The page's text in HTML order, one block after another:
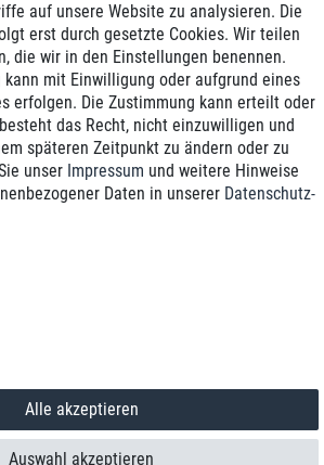
am nächsten Werktag
Günstiger Versand
mit Garantie
+49 8989 96160*
Ortstarif von Montag bis Freitag von 9 Uhr - 18 Uhr.
TOP TEN Computervertrieb GmbH
auf unsere Website zu analysieren. Die
erst durch gesetzte Cookies. Wir teilen
die wir in den Einstellungen benennen.
kann mit Einwilligung oder aufgrund eines
erfolgen. Die Zustimmung kann erteilt oder
das Recht, nicht einzuwilligen und
späteren Zeitpunkt zu ändern oder zu
unser Impressum und weitere Hinweise
Daten in unserer Daten­schutz­
Alle akzeptieren
Auswahl akzeptieren